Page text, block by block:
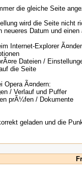
die gleiche Seite
wird die Seite nicht
neueres Datum und einen
Internet-Explorer
Dateien /
die Seite
Opera Ã¤ndern:
/ Verlauf und Puffer
prÃ¼fen / Dokumente
geladen und die